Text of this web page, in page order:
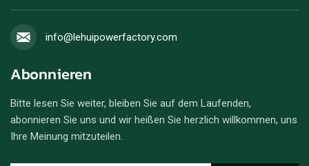
info@lehuipowerfactory.com
Abonnieren
Bitte lesen Sie weiter, bleiben Sie auf dem Laufenden,
abonnieren Sie uns und wir heißen Sie herzlich willkommen, uns
Ihre Meinung mitzuteilen.